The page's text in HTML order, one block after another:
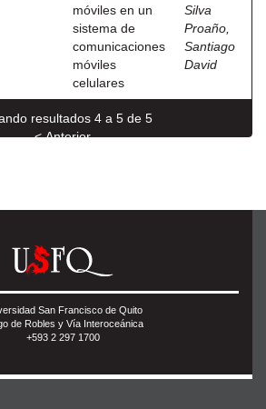
móviles en un
sistema de
comunicaciones
móviles
celulares
Silva
Proaño,
Santiago
David
resultados 4 a 5 de 5
< Anterior
San Francisco de Quito
de Robles y Vía Interoceánica
+593 2 297 1700